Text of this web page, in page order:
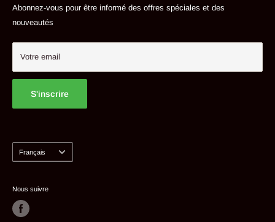
Contact
Proposer un produit
Abonnez-vous pour être informé des offres spéciales et des
nouveautés
Votre email
S'inscrire
Français
Nous suivre